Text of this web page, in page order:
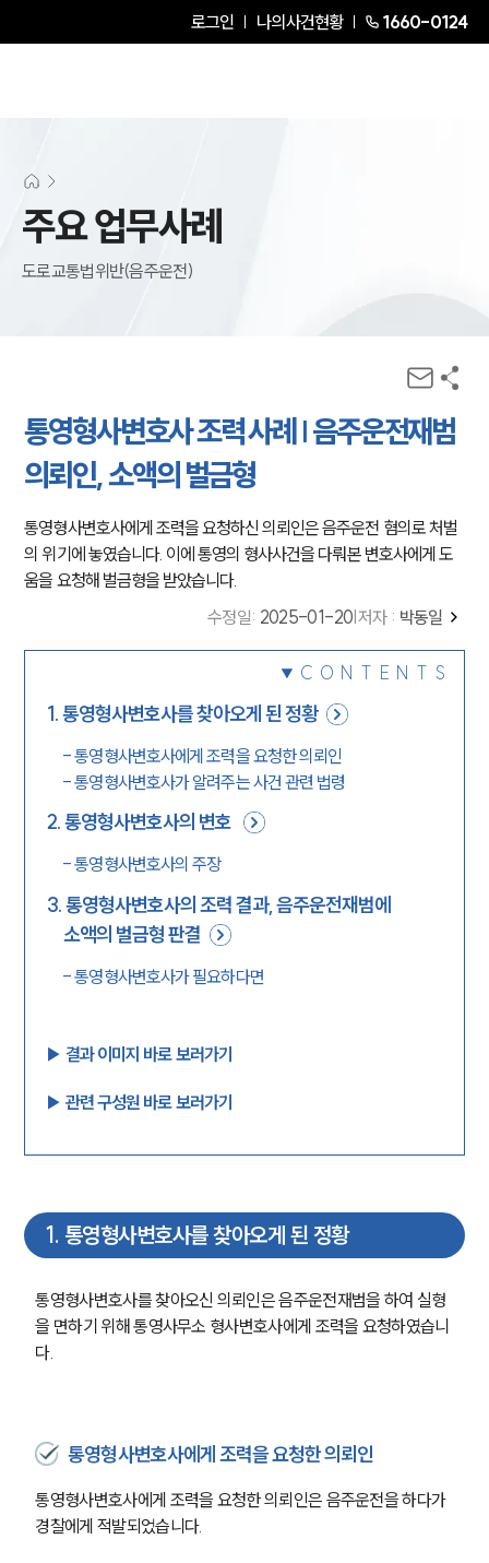
로그인 나의사건현황 1660-0124
주요 업무사례
도로교통법위반(음주운전)
통영형사변호사 조력 사례 | 음주운전재범
의뢰인, 소액의 벌금형
통영형사변호사에게 조력을 요청하신 의뢰인은 음주운전 혐의로 처벌
의 위기에 놓였습니다. 이에 통영의 형사사건을 다뤄본 변호사에게 도
움을 요청해 벌금형을 받았습니다.
수정일: 2025-01-20 저자 : 박동일
CONTENTS
1.통영형사변호사를 찾아오게 된 정황
-통영형사변호사에게 조력을 요청한 의뢰인
-통영형사변호사가 알려주는 사건 관련 법령
2.통영형사변호사의 변호
-통영형사변호사의 주장
3.통영형사변호사의 조력 결과, 음주운전재범에
소액의 벌금형 판결
-통영형사변호사가 필요하다면
▶︎ 결과 이미지 바로 보러가기
▶︎ 관련 구성원 바로 보러가기
1. 통영형사변호사를 찾아오게 된 정황
통영형사변호사를 찾아오신 의뢰인은 음주운전재범을 하여 실형
을 면하기 위해 통영사무소 형사변호사에게 조력을 요청하였습니
다.
통영형사변호사에게 조력을 요청한 의뢰인
통영형사변호사에게 조력을 요청한 의뢰인은 음주운전을 하다가
경찰에게 적발되었습니다.